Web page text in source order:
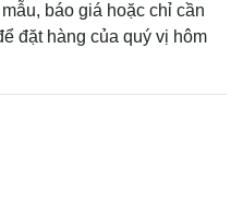
báo giá hoặc chỉ cần
đặt hàng của quý vị hôm